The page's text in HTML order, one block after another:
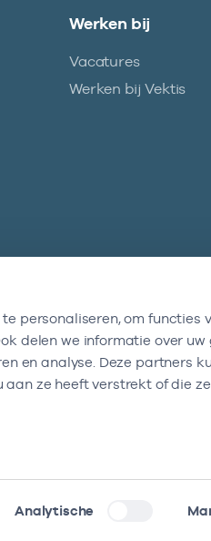
personaliseren, om functies
delen we informatie over uw
en analyse. Deze partners
ze heeft verstrekt of die
Analytische
Werken bij
Vacatures
Werken bij Vektis
blijven van al onze
je nu in.